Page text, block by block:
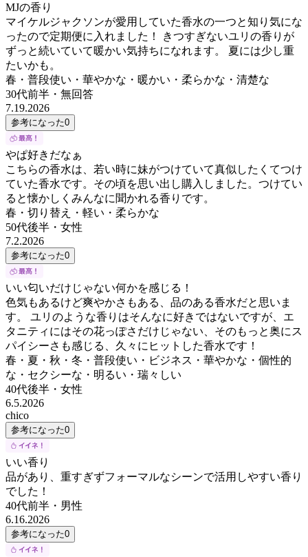
MJの香り
マイケルジャクソンが愛用していた香水の一つと知り気にな
ったので定期便に入れました！ きつすぎないユリの香りが
ずっと続いていて暖かい気持ちになれます。 夏には少し重
たいかも。
春・普段使い・華やかな・暖かい・柔らかな・清楚な
30代前半 ・ 無回答
7.19.2026
参考になった0
やぱ好きだなぁ
こちらの香水は、若い時に妹がつけていて真似したくてつけ
ていた香水です。その頃を思い出し購入しました。つけてい
ると懐かしくみんなに聞かれる香りです。
春・切り替え・軽い・柔らかな
50代後半 ・ 女性
7.2.2026
参考になった0
いい匂いだけじゃない何かを感じる！
色気もあるけど爽やかさもある、品のある香水だと思いま
す。 ユリのような香りはそんなに好きではないですが、エ
タニティにはその花っぽさだけじゃない、そのもっと奥にス
パイシーさも感じる、久々にヒットした香水です！
春・夏・秋・冬・普段使い・ビジネス・華やかな・個性的
な・セクシーな・明るい・瑞々しい
40代後半 ・ 女性
6.5.2026
chico
参考になった0
いい香り
品があり、重すぎずフォーマルなシーンで活用しやすい香り
でした！
40代前半 ・ 男性
6.16.2026
参考になった0